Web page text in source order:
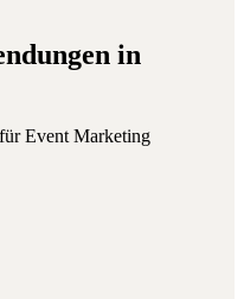
in
Event Marketing